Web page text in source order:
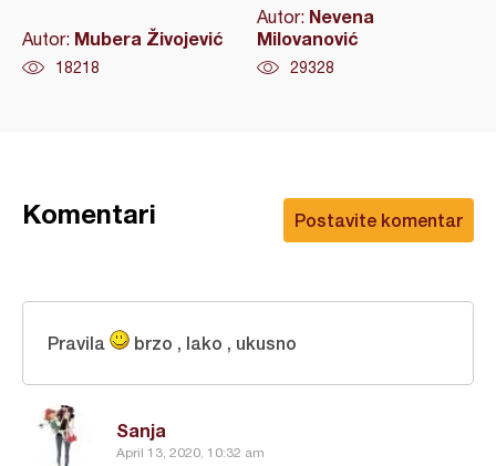
Autor: Mubera Živojević
18218
Autor: Nevena
Milovanović
29328
Postavite komentar
Komentari
Sanja
April 13, 2020, 10:32 am
Pravila brzo , lako , ukusno